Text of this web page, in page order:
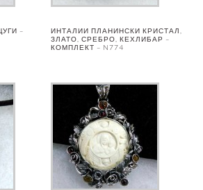
–
ИНТАЛИИ ПЛАНИНСКИ КРИСТАЛ,
ЗЛАТО, СРЕБРО, КЕХЛИБАР –
КОМПЛЕКТ – N774